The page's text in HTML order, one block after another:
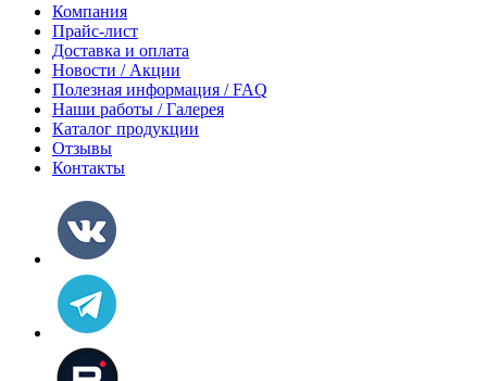
Компания
Прайс-лист
Доставка и оплата
Новости / Акции
Полезная информация / FAQ
Наши работы / Галерея
Каталог продукции
Отзывы
Контакты